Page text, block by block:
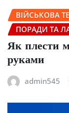
ВІЙСЬКОВА
ПОРАДИ ТА
Як плести
руками
admin545